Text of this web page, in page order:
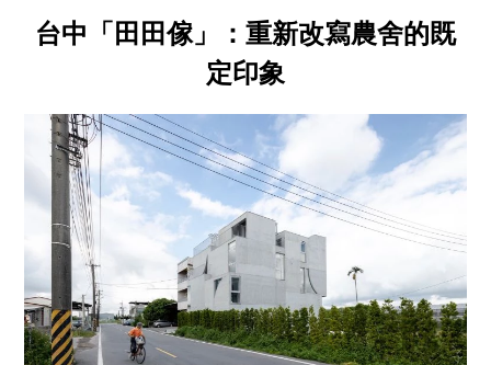
台中「田田傢」：重新改寫農舍的既
定印象